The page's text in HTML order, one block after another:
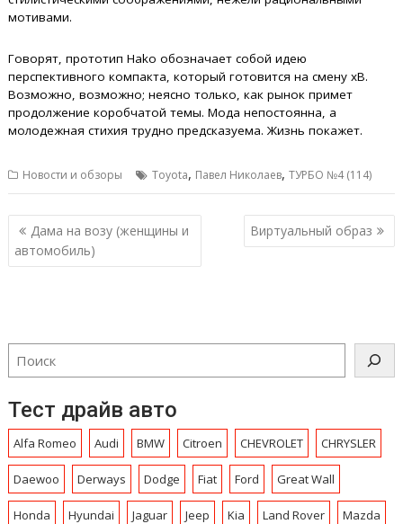
мотивами.
Говорят, прототип Hako обозначает собой идею
перспективного компакта, который готовится на смену xB.
Возможно, возможно; неясно только, как рынок примет
продолжение коробчатой темы. Мода непостоянна, а
молодежная стихия трудно предсказуема. Жизнь покажет.
Новости и обзоры Toyota, Павел Николаев,ТУРБО №4 (114)
Навигация
по
записям
Дама на возу (женщины и
автомобиль)
Виртуальный образ
Тест драйв авто
Alfa Romeo Audi BMW Citroen CHEVROLET CHRYSLЕR
Daewoo Derways Dodge Fiat Ford Great Wall
Honda Hyundai Jaguar Jeep Kia Land Rover Mazda